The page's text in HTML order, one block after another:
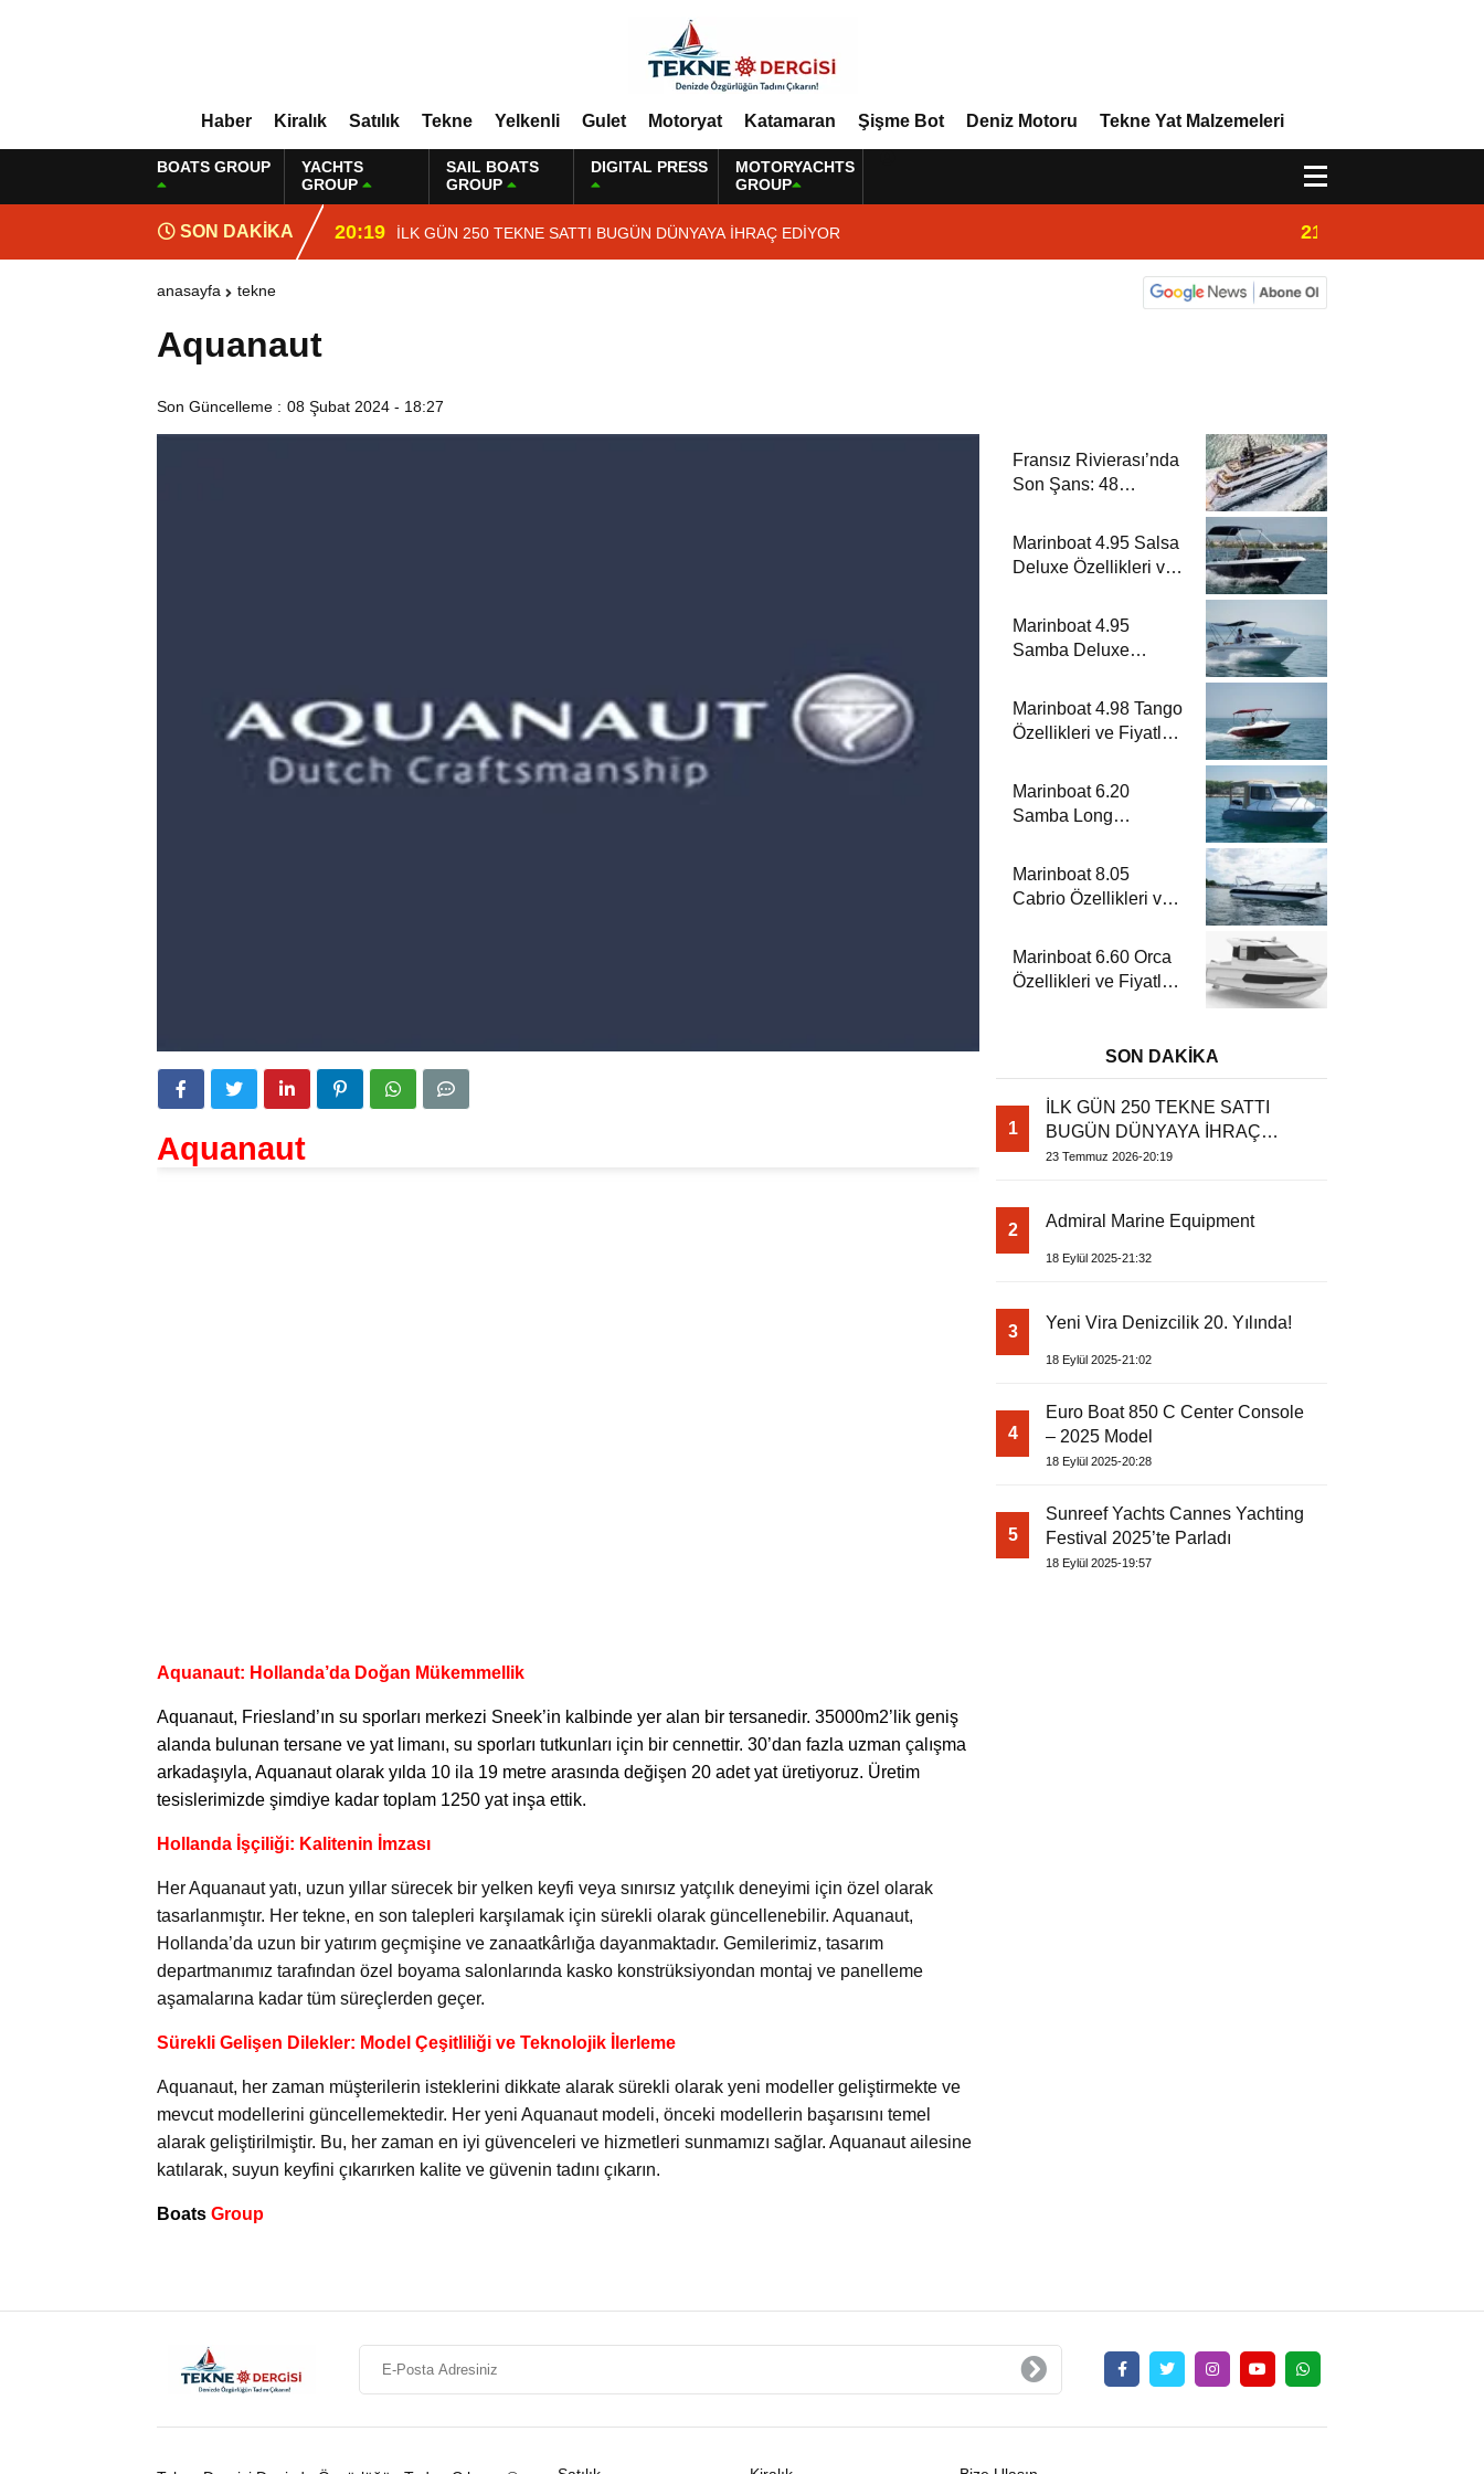
Haber Kiralık Satılık Tekne Yelkenli Gulet Motoryat Katamaran Şişme Bot Deniz Motoru Tekne Yat Malzemeleri
BOATS GROUP
YACHTS
GROUP
SAIL BOATS
GROUP
DIGITAL PRESS
MOTORYACHTS
GROUP
SON DAKİKA 20:19 İLK GÜN 250 TEKNE SATTI BUGÜN DÜNYAYA İHRAÇ EDİYOR 21:32
anasayfa tekne
Aquanaut
Son Güncelleme : 08 Şubat 2024 - 18:27
Aquanaut
Aquanaut: Hollanda’da Doğan Mükemmellik
Aquanaut, Friesland’ın su sporları merkezi Sneek’in kalbinde yer alan bir tersanedir. 35000m2’lik geniş
alanda bulunan tersane ve yat limanı, su sporları tutkunları için bir cennettir. 30’dan fazla uzman çalışma
arkadaşıyla, Aquanaut olarak yılda 10 ila 19 metre arasında değişen 20 adet yat üretiyoruz. Üretim
tesislerimizde şimdiye kadar toplam 1250 yat inşa ettik.
Hollanda İşçiliği: Kalitenin İmzası
Her Aquanaut yatı, uzun yıllar sürecek bir yelken keyfi veya sınırsız yatçılık deneyimi için özel olarak
tasarlanmıştır. Her tekne, en son talepleri karşılamak için sürekli olarak güncellenebilir. Aquanaut,
Hollanda’da uzun bir yatırım geçmişine ve zanaatkârlığa dayanmaktadır. Gemilerimiz, tasarım
departmanımız tarafından özel boyama salonlarında kasko konstrüksiyondan montaj ve panelleme
aşamalarına kadar tüm süreçlerden geçer.
Sürekli Gelişen Dilekler: Model Çeşitliliği ve Teknolojik İlerleme
Aquanaut, her zaman müşterilerin isteklerini dikkate alarak sürekli olarak yeni modeller geliştirmekte ve
mevcut modellerini güncellemektedir. Her yeni Aquanaut modeli, önceki modellerin başarısını temel
alarak geliştirilmiştir. Bu, her zaman en iyi güvenceleri ve hizmetleri sunmamızı sağlar. Aquanaut ailesine
katılarak, suyun keyfini çıkarırken kalite ve güvenin tadını çıkarın.
Boats Group
Fransız Rivierası’nda
Son Şans: 48
Mükemmel Bir Yat
Tatili
Marinboat 4.95 Salsa
Deluxe Özellikleri ve
Lüks Tekne
Marinboat 4.95
Samba Deluxe
– A Sınıfı Lüks Tekne
Marinboat 4.98 Tango
Özellikleri ve Fiyatları
Tekne
Marinboat 6.20
Samba Long
– A Sınıfı Kompakt
Tekne
Marinboat 8.05
Cabrio Özellikleri ve
Lüks Tekne
Marinboat 6.60 Orca
Özellikleri ve Fiyatları
SON DAKİKA
1
İLK GÜN 250 TEKNE SATTI
BUGÜN DÜNYAYA İHRAÇ
EDİYOR
23 Temmuz 2026-20:19
2 Admiral Marine Equipment
18 Eylül 2025-21:32
3 Yeni Vira Denizcilik 20. Yılında!
18 Eylül 2025-21:02
4
Euro Boat 850 C Center Console
– 2025 Model
18 Eylül 2025-20:28
5
Sunreef Yachts Cannes Yachting
Festival 2025’te Parladı
18 Eylül 2025-19:57